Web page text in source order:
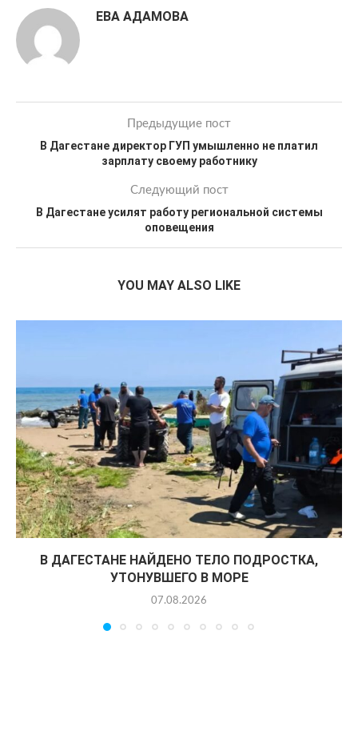
ЕВА АДАМОВА
Предыдущие пост
В Дагестане директор ГУП умышленно не платил
зарплату своему работнику
Следующий пост
В Дагестане усилят работу региональной системы
оповещения
YOU MAY ALSO LIKE
В ДАГЕСТАНЕ НАЙДЕНО ТЕЛО ПОДРОСТКА,
УТОНУВШЕГО В МОРЕ
07.08.2026